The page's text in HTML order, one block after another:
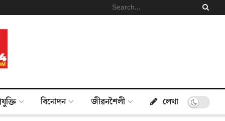
বিনোদন জীৱনশৈলী লেখা